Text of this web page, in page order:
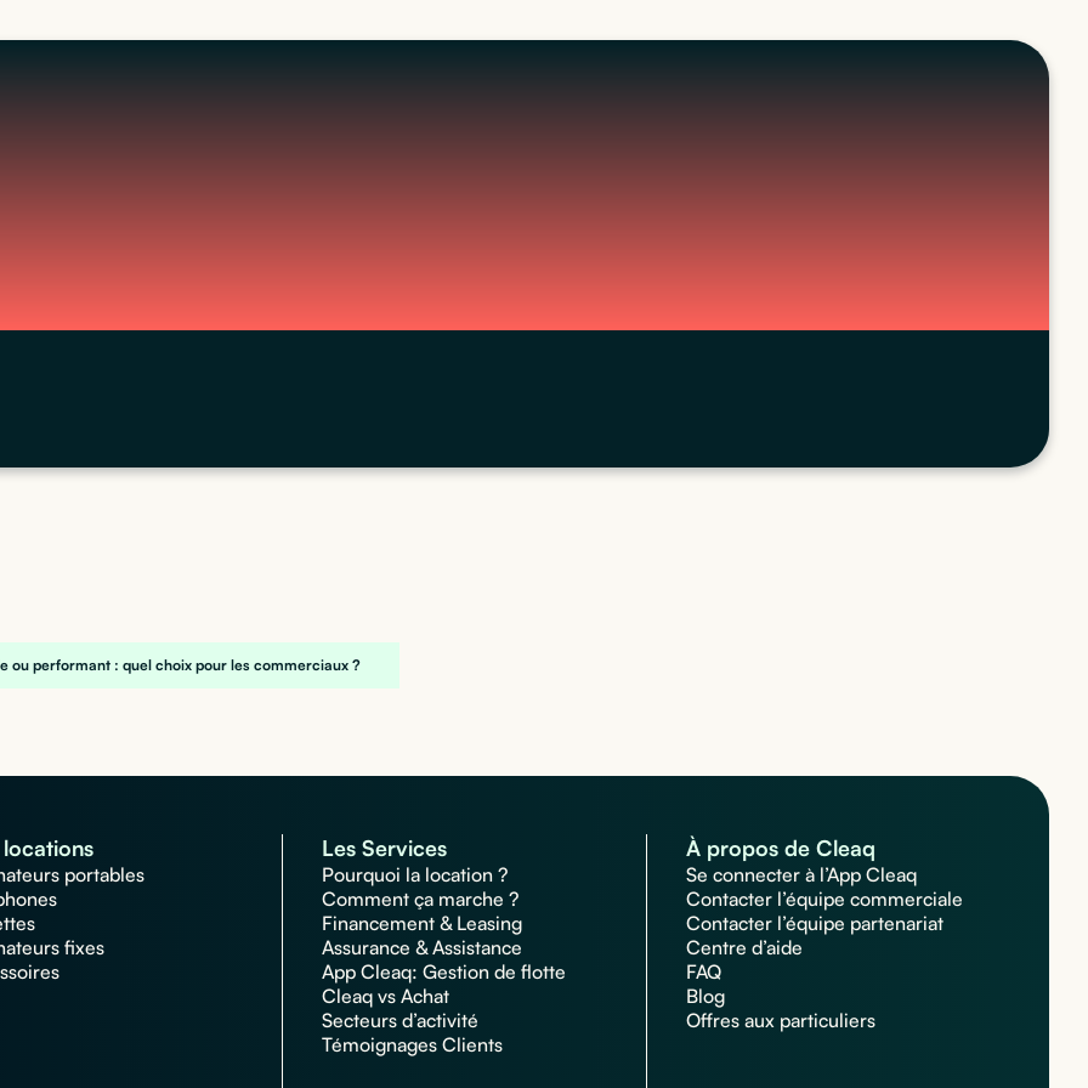
ou performant : quel choix pour les commerciaux ?
portables
fixes
Les Services
Pourquoi la location ?
Comment ça marche ?
Financement & Leasing
Assurance & Assistance
App Cleaq: Gestion de flotte
Cleaq vs Achat
Secteurs d’activité
Témoignages Clients
À propos de Cleaq
Se connecter à l’App Cleaq
Contacter l’équipe commerciale
Contacter l’équipe partenariat
Centre d’aide
FAQ
Blog
Offres aux particuliers